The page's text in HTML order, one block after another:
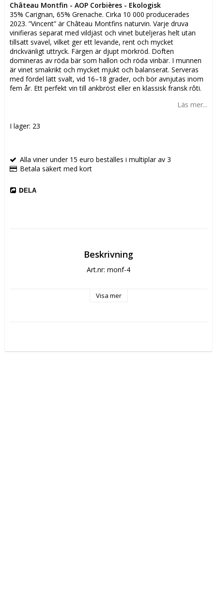
Château Montfin - AOP Corbières - Ekologisk
35% Carignan, 65% Grenache. Cirka 10 000 producerades
2023. ”Vincent” är Château Montfins naturvin. Varje druva
vinifieras separat med vildjäst och vinet buteljeras helt utan
tillsatt svavel, vilket ger ett levande, rent och mycket
drickvänligt uttryck. Färgen är djupt mörkröd. Doften
domineras av röda bär som hallon och röda vinbär. I munnen
är vinet smakrikt och mycket mjukt och balanserat. Serveras
med fördel lätt svalt, vid 16–18 grader, och bör avnjutas inom
fem år. Ett perfekt vin till ankbröst eller en klassisk fransk rôti.
Läs mer...
I lager: 23
Alla viner under 15 euro beställes i multiplar av 3
Betala säkert med kort
DELA
Beskrivning
Art.nr: monf-4
Visa mer